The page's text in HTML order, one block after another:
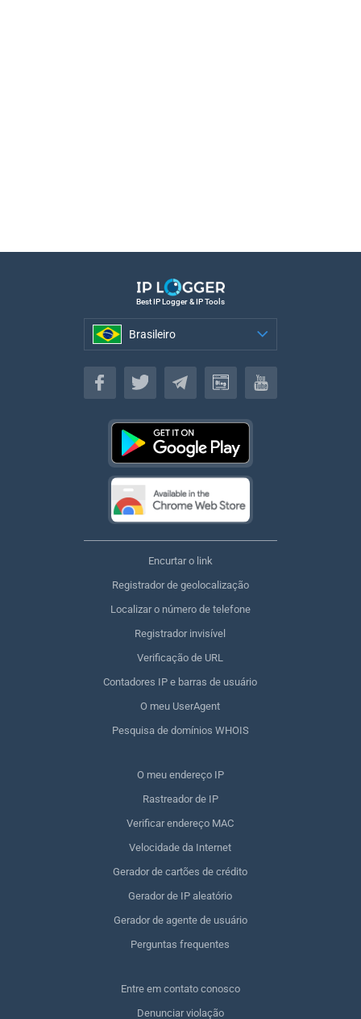
Best IP Logger & IP Tools
Brasileiro
Brasileiro
Encurtar o link
Registrador de geolocalização
Localizar o número de telefone
Registrador invisível
Verificação de URL
Contadores IP e barras de usuário
O meu UserAgent
Pesquisa de domínios WHOIS
O meu endereço IP
Rastreador de IP
Verificar endereço MAC
Velocidade da Internet
Gerador de cartões de crédito
Gerador de IP aleatório
Gerador de agente de usuário
Perguntas frequentes
Entre em contato conosco
Denunciar violação